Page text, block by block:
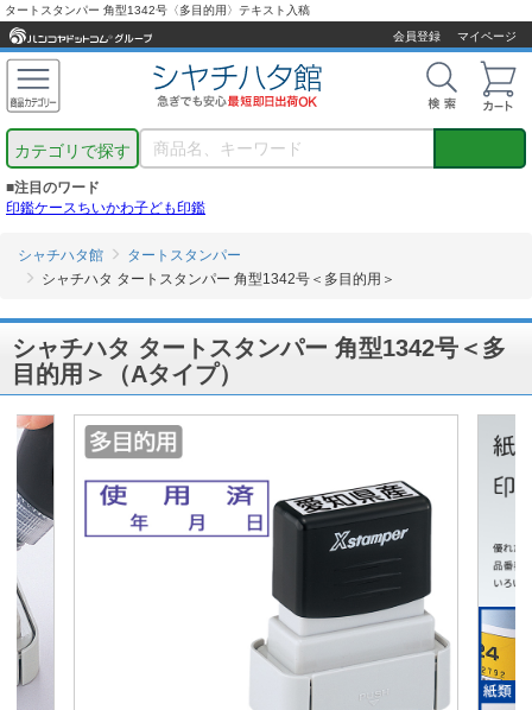
タートスタンパー 角型1342号〈多目的用〉テキスト入稿
会員登録
マイページ
カテゴリで探す
■注目のワード
印鑑ケースちいかわ子ども印鑑
シャチハタ館
タートスタンパー
シャチハタ タートスタンパー 角型1342号＜多目的用＞
シャチハタ タートスタンパー 角型1342号＜多
目的用＞（Aタイプ）